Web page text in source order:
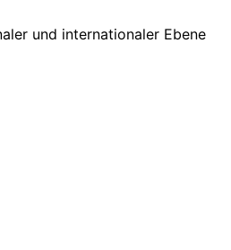
und internationaler Ebene